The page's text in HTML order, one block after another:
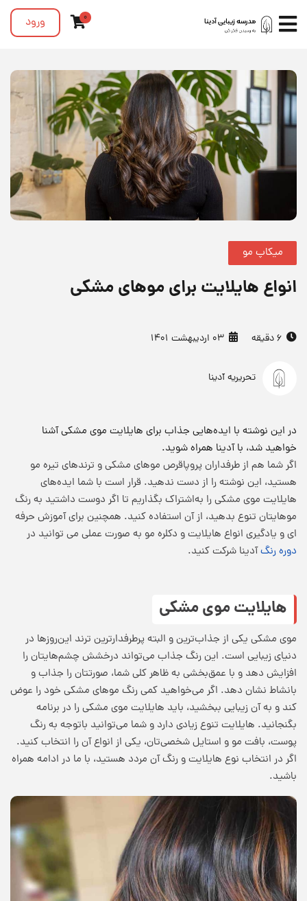
0 ورود
میکاپ مو
انواع هایلایت برای موهای مشکی
تحریریه آدینا
در این نوشته با ایده‌هایی جذاب برای هایلایت موی مشکی آشنا
خواهید شد، با آدینا همراه شوید.
اگر شما هم از طرفداران پروپاقرص موهای مشکی و ترندهای تیره مو
هستید، این نوشته را از دست ندهید. قرار است با شما ایده‌های
هایلایت موی مشکی را به‌اشتراک بگذاریم تا اگر دوست داشتید به رنگ
موهایتان تنوع بدهید، از آن استفاده کنید. همچنین برای آموزش حرفه
ای و یادگیری انواع هایلایت و دکلره مو به صورت عملی می توانید در
دوره رنگآدینا شرکت کنید.
هایلایت موی مشکی
موی مشکی یکی از جذاب‌ترین و البته پرطرفدارترین ترند این‌روزها در
دنیای زیبایی است. این رنگ جذاب می‌تواند درخشش چشم‌هایتان را
افزایش دهد و با عمق‌بخشی به ظاهر کلی شما، صورتتان را جذاب و
بانشاط نشان دهد. اگر می‌خواهید کمی رنگ موهای مشکی خود را عوض
کند و به آن زیبایی ببخشید، باید هایلایت موی مشکی را در برنامه‌
بگنجانید. هایلایت تنوع زیادی دارد و شما می‌توانید باتوجه به رنگ
پوست، بافت مو و استایل شخصی‌تان، یکی از انواع آن را انتخاب کنید.
اگر در انتخاب نوع هایلایت و رنگ آن مردد هستید، با ما در ادامه همراه
باشید.